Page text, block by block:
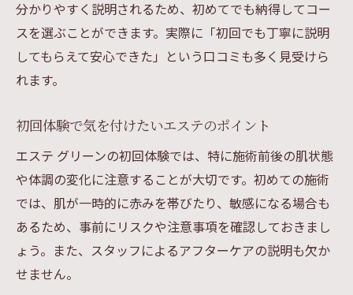
分かりやすく説明されるため、初めてでも納得してコー
スを選ぶことができます。実際に「初回でも丁寧に説明
してもらえて安心できた」という口コミも多く見受けら
れます。
初回体験で気を付けたいエステのポイント
エステ グリーンの初回体験では、特に施術前後の肌状態
や体調の変化に注意することが大切です。初めての施術
では、肌が一時的に赤みを帯びたり、敏感になる場合も
あるため、事前にリスクや注意事項を確認しておきまし
ょう。また、スタッフによるアフターケアの説明も欠か
せません。